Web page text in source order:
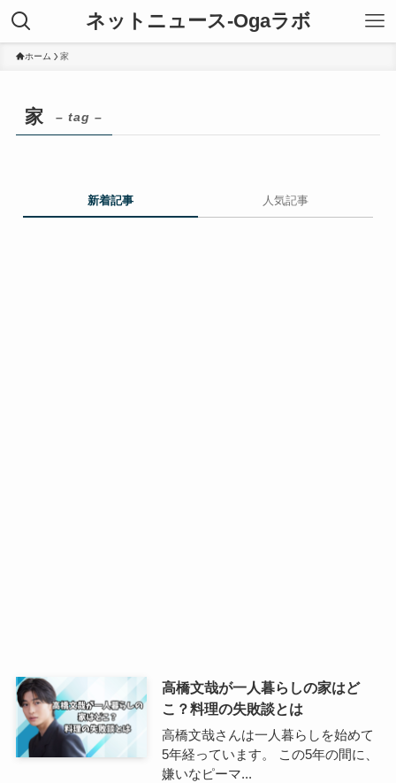
ネットニュース-Ogaラボ
ホーム 家
家 – tag –
新着記事 人気記事
高橋文哉が一人暮らしの家はど
こ？料理の失敗談とは
高橋文哉さんは一人暮らしを始めて
5年経っています。 この5年の間に、
嫌いなピーマ...